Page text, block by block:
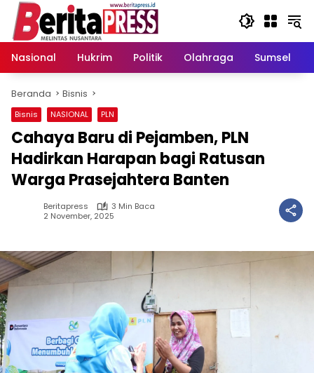
Langsung
konten
Nasional
Hukrim Politik Olahraga Sumsel
Beranda Bisnis
Bisnis NASIONAL PLN
Cahaya Baru di Pejamben, PLN
Hadirkan Harapan bagi Ratusan
Warga Prasejahtera Banten
Beritapress
3 Min Baca
2 November, 2025